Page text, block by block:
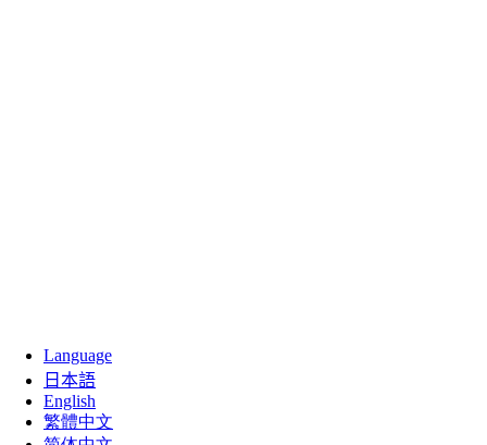
Language
日本語
English
繁體中文